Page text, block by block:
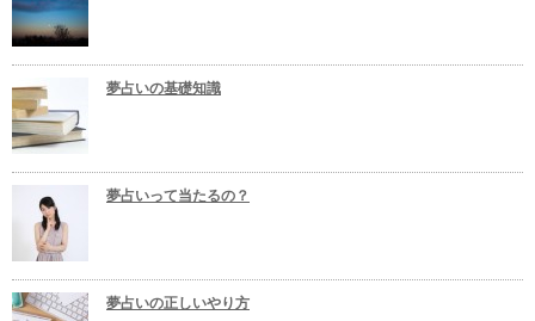
夢占いの基礎知識
夢占いって当たるの？
夢占いの正しいやり方